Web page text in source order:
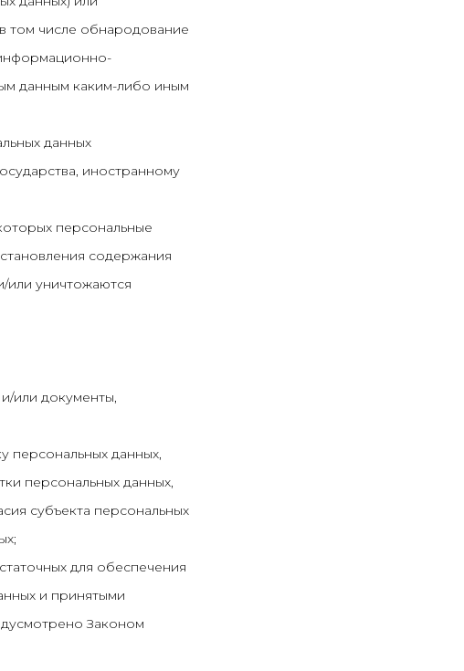
том числе обнародование
данным каким-либо иным
данных
иностранному
персональные
содержания
или уничтожаются
или документы,
персональных данных,
персональных данных,
субъекта персональных
для обеспечения
и принятыми
Законом